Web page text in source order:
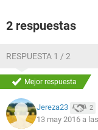
2 respuestas
RESPUESTA 1 / 2
Mejor respuesta
Jereza23 2
13 may 2016 a